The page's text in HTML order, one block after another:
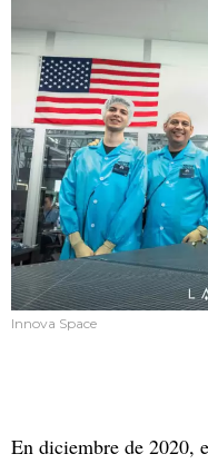
Innova Space
En diciembre de 2020,